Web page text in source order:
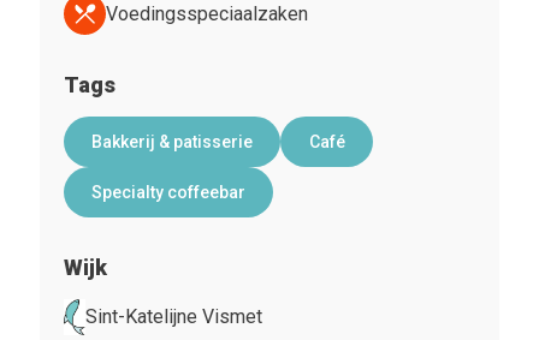
Voedingsspeciaalzaken
Tags
Bakkerij & patisserie Café
Specialty coffeebar
Wijk
Sint-Katelijne Vismet